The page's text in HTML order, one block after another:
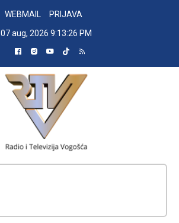
WEBMAIL
PRIJAVA
07 aug, 2026 9:13:27 PM